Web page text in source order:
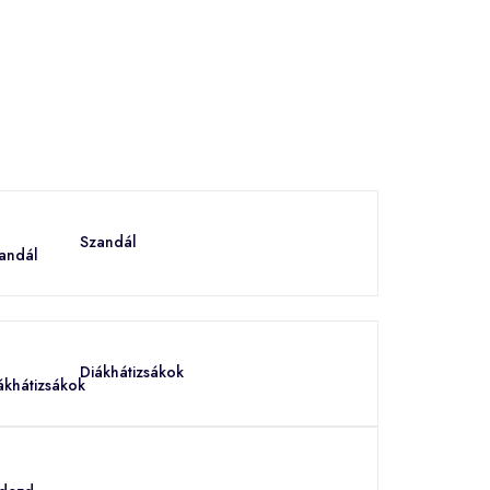
Szandál
Diákhátizsákok